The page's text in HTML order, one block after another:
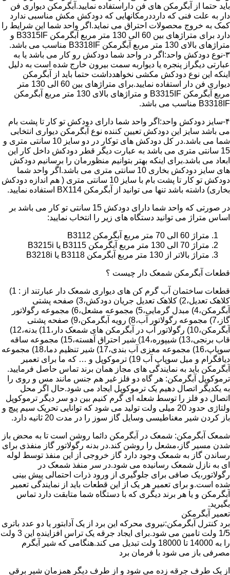
باید حتما از آبگرمکن های فن داراستفاده نمایید.آبگرمکن دیواری فن
دار به علت فنی که دارددرمکانهایی که دودکش مکش مناسبی ندارد
کمک به خروج محصولات احتراق می نماید.اگر واحد شما این شرایط را
دارد برای متراژهای بین 60 الی 130 متر مربع آبگرمکن B3315IF و
متراژهای بالای 130 متر مربع آبگرمکن B3318IF مناسب می باشد.
۳-نوع دودکش واحد:اگر در واحد شما دودکش رو کار می باشد یا به
عبارتی دیگراز پنجره یا دیواربه سمت بیرون خارج شده است به دلیل
اینکه این نوع دودکش مکشی نخواهدداشت حتما باید از آبگرمکن
دیواری فن دار استفاده نمایید.برای متراژهای بین 60 الی 130 متر
مربع آبگرمکن B3315IF و متراژهای بالای 130 متر مربع آبگرمکن
B3318IF مناسب می باشد.
۴-سایز دودکش واحد:اگر واحد شما دارای دودکش تو کار تا پشت بام
می باشد سایز این دودکش تعیین کننده نوع آبگرمکن دیواری انتخابی
شما می باشد.در کل دودکش های توکار در دو سایز 10 سانتی متری و
15 سانتی متری می باشد به عبارت دیگر قطر دودکش داخل کار این
ابعاد می باشد.برای اینکه بهتر بتوانیم منظورمان را برسانیم دودکش
های سایز دودکش بخاری 10 سانتی متری می باشد.اگر واحد شما
دودکش تو کار تا پشت بام با سایز 10 سانتی متری ( هم اندازه دودکش
بخاری) داشته باشد تنها می توانید از آبگرمکن BX114 استفاده نمایید.
در صورتی که واحد شما دارای دودکش 15 سانتی تو کار می باشد بر
اساس متراژ می توانید دستگاه های زیر را انتخاب نمایید:
متراژ 60 الی 70 متر مربع آبگرمکن B3112
متراژ 70 الی 130 متر مربع آبگرمکن B3115 یا B3215i
متراژ بالاتر از 130 متر مربع آبگرمکن B3118 یا B3218i
قطعات آبگرمکن شمعک دار چیست ؟
قطعات ساختمان آب گرم کن های دیواری شمعک دار عبارتند از : 1)
کلاهک تعدیل،2) کلاهک تعدیل جریان دودکش،3) صفحه پشتی
آبگرمکن،4) مبدل گرمایی،5) مجموعه مشعل،6) مجموعه رگولاتور
گاز،7) مجموعه رگولاتور آب،8) رویه آبگرمکن،9) صفحه پشتی
آبگرمکن،10) رگولاتور آب در آبگرمکن های شمعک دار،11) بدنه،12)
قاب برنجی،13) شیپوره،14) شیر احتراق آهسته،15) مجموعه ساقه
سوپاپ،16) مجموعه مغزی آب بندی،17) شیر تنظیم دما،18) مجموعه
دیافگرام و میل سوپاپ آب 19) ترموکوپل و … که ما برای تعمیر
آبگرمکن باید به نمایندگی های مجاز همان برند تماس حاصل فرمایید.
ترموکوپل آبگرمکن: هر گاه دو فلز غیر هم جنس مانند مس و روی را
به یکدیگر اتصال دهیم یک ترموکوپل ایجاد می شود.حال اگر محل
اتصال دو فلز را توسط شعله ای گرم کنیم بین دو سر دیگر ترموکوپل
ولتاژی حدود 20 میلی ولت تولید می شود که توانایی تحریک سیم پیچ و
باز کردن شیر مغناطیسی وسایل گاز سوز را در مدت 20 ثانیه دارد.
شمعک آبگرمکن: شمعک در آبگرمکن دائما روشن است تا به محض باز
شدن مسیر گاز،مشعل را روشن کند.در بدنه رگولاتور گاز منفذی برای
رساندن گاز به شمعک وجود دارد گاز خروجی از این منفذ توسط لوله
ای به نازل شمعک رسانیده می شود.در سر منفذ شمعک در
رگولاتور،یک صافی برای جلوگیری از ورود ذرات احتمالی پیش بینی
شده است.و برای تعمیر هر یک از این قطعات باید از نمایندگی تعمیر
آبگرمکن و یا هر برند دیگری که با دستگاه شما متابقت دارد تماس
بگیرید.
تعمیر آبگرمکن
برد کنترل آبگرمکن:نیروی محرکه این برد از یک آدابتور یا دو عدد باتری
1/5 ولت تامین می شود.برای ایجاد جرقه یک تراس افزاینده این 3 ولت
را به 14000 تا 18000 ولت تبدیل می کند.هنگامی که شیر آبگرم
مصرفی باز می شود با فرمان برد
از یک طرف جرقه زده می شود و از طرف دیگر همزمان شیر برقی